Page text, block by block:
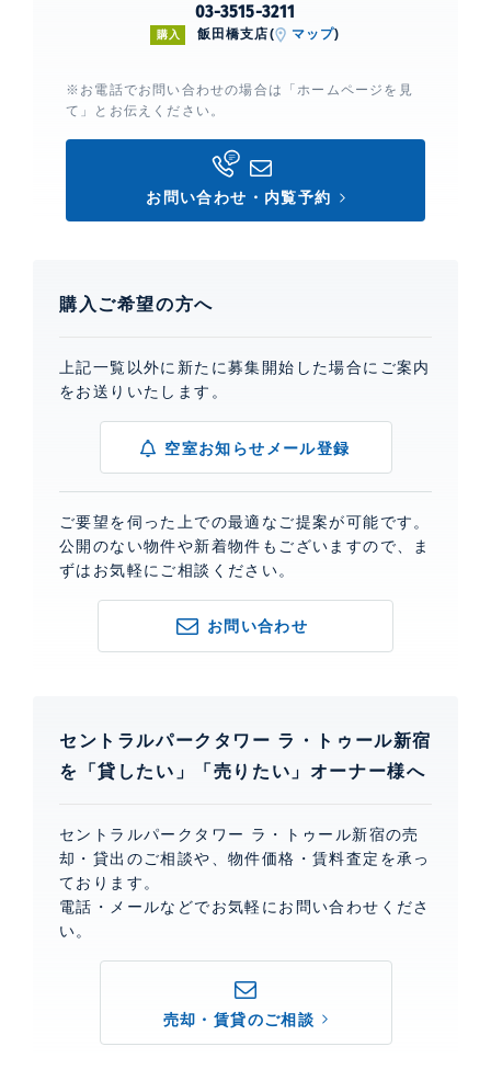
03-3515-3211
購入 飯田橋支店( マップ)
※お電話でお問い合わせの場合は「ホームページを見
て」とお伝えください。
お問い合わせ・内覧予約
購入ご希望の方へ
上記一覧以外に新たに募集開始した場合にご案内
をお送りいたします。
空室お知らせメール登録
ご要望を伺った上での最適なご提案が可能です。
公開のない物件や新着物件もございますので、ま
ずはお気軽にご相談ください。
お問い合わせ
セントラルパークタワー ラ・トゥール新宿
を「貸したい」「売りたい」オーナー様へ
セントラルパークタワー ラ・トゥール新宿の売
却・貸出のご相談や、物件価格・賃料査定を承っ
ております。
電話・メールなどでお気軽にお問い合わせくださ
い。
売却・賃貸のご相談